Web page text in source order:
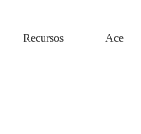
Recursos Acerca